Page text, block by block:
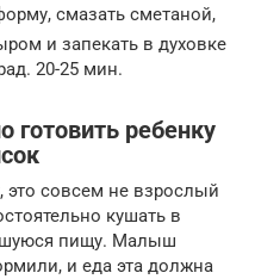
смазать сметаной,
и запекать в духовке
20-25 мин.
ребенку
это совсем не взрослый
кушать в
пищу. Малыш
и еда эта должна